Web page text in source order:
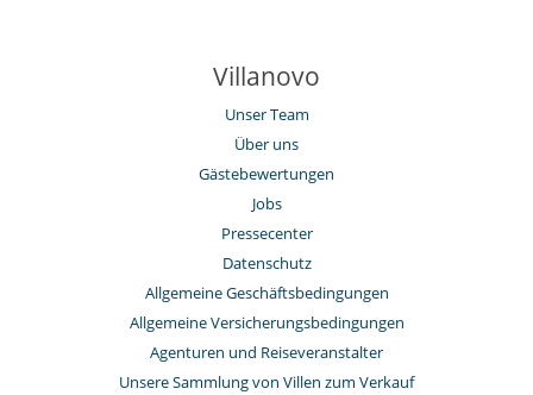
Villanovo
Unser Team
Über uns
Gästebewertungen
Jobs
Pressecenter
Datenschutz
Allgemeine Geschäftsbedingungen
Allgemeine Versicherungsbedingungen
Agenturen und Reiseveranstalter
Unsere Sammlung von Villen zum Verkauf